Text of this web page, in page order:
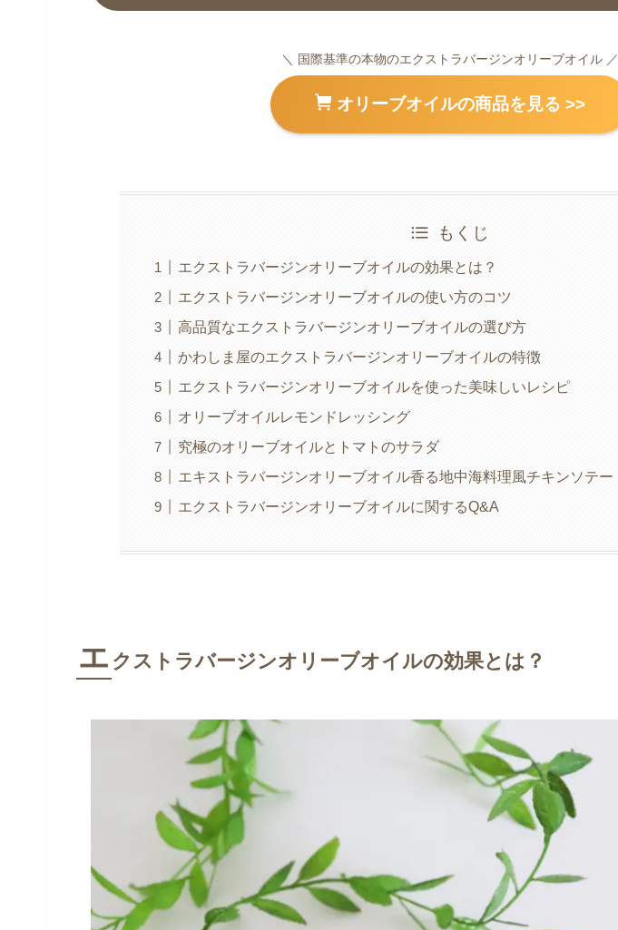
＼ 国際基準の本物のエクストラバージンオリーブオイル ／
オリーブオイルの商品を見る >>
もくじ
エクストラバージンオリーブオイルの効果とは？
エクストラバージンオリーブオイルの使い方のコツ
高品質なエクストラバージンオリーブオイルの選び方
かわしま屋のエクストラバージンオリーブオイルの特徴
エクストラバージンオリーブオイルを使った美味しいレシピ
オリーブオイルレモンドレッシング
究極のオリーブオイルとトマトのサラダ
エキストラバージンオリーブオイル香る地中海料理風チキンソテー
エクストラバージンオリーブオイルに関するQ&A
エ クストラバージンオリーブオイルの効果とは？